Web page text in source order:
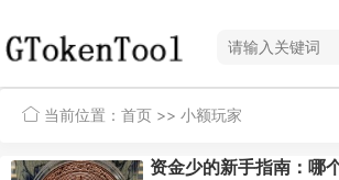
当前位置： 首页 >> 小额玩家